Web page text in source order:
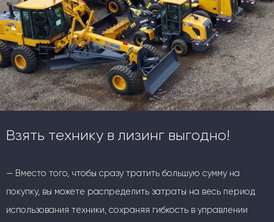
Взять технику в лизинг выгодно!
— Вместо того, чтобы сразу тратить большую сумму на
покупку, вы можете распределить затраты на весь период
использования техники, сохраняя гибкость в управлении